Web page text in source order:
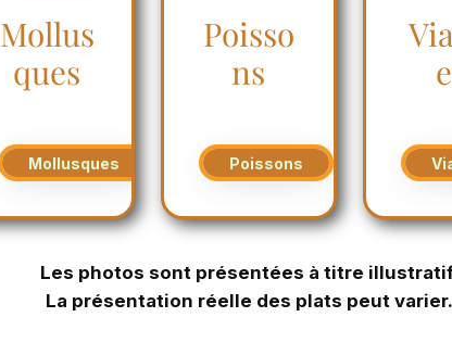
Mollus
ques
Mollusques
Poisso
ns
Poissons
Les photos sont présentées à titre
La présentation réelle des plats peut varier.